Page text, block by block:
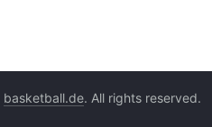
basketball.de. All rights reserved.